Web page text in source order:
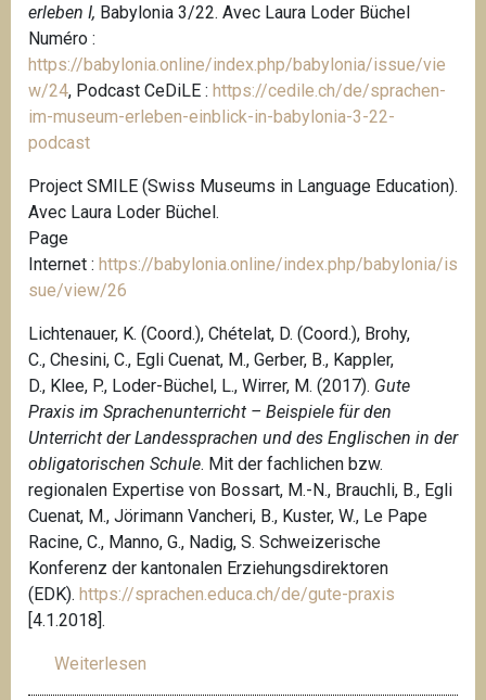
erleben I, Babylonia 3/22. Avec Laura Loder Büchel
Numéro :
https://babylonia.online/index.php/babylonia/issue/vie
w/24, Podcast CeDiLE : https://cedile.ch/de/sprachen-
im-museum-erleben-einblick-in-babylonia-3-22-
podcast
Project SMILE (Swiss Museums in Language Education).
Avec Laura Loder Büchel.
Page
Internet : https://babylonia.online/index.php/babylonia/is
sue/view/26
Lichtenauer, K. (Coord.), Chételat, D. (Coord.), Brohy,
C., Chesini, C., Egli Cuenat, M., Gerber, B., Kappler,
D., Klee, P., Loder-Büchel, L., Wirrer, M. (2017). Gute
Praxis im Sprachenunterricht – Beispiele für den
Unterricht der Landessprachen und des Englischen in der
obligatorischen Schule. Mit der fachlichen bzw.
regionalen Expertise von Bossart, M.-N., Brauchli, B., Egli
Cuenat, M., Jörimann Vancheri, B., Kuster, W., Le Pape
Racine, C., Manno, G., Nadig, S. Schweizerische
Konferenz der kantonalen Erziehungsdirektoren
(EDK). https://sprachen.educa.ch/de/gute-praxis
[4.1.2018].
Weiterlesen